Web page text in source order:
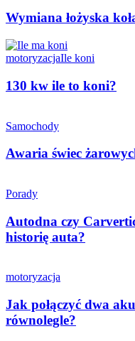
Wymiana łożyska
motoryzacjaIle koni
130 kw ile to koni?
Samochody
Awaria świec
Porady
Autodna czy
historię auta?
motoryzacja
Jak połączyć dwa
równolegle?